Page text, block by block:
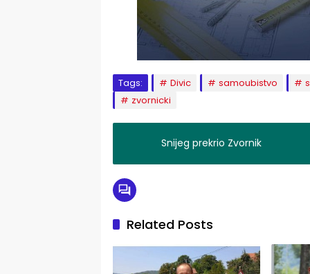
Tags: Divic samoubistvo
zvornicki
Snijeg prekrio Zvornik
Related Posts